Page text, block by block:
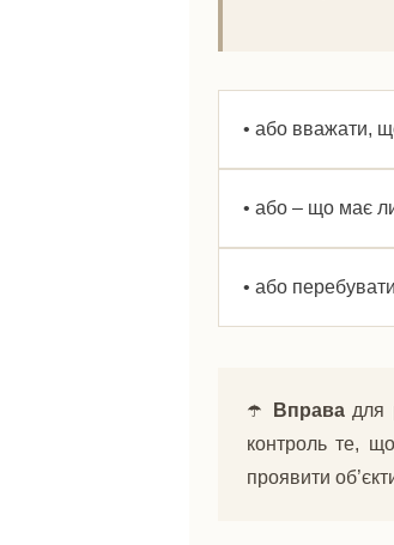
• або вважати,
• або – що має
• або
☂️ Вправадля
контроль те,
проявити